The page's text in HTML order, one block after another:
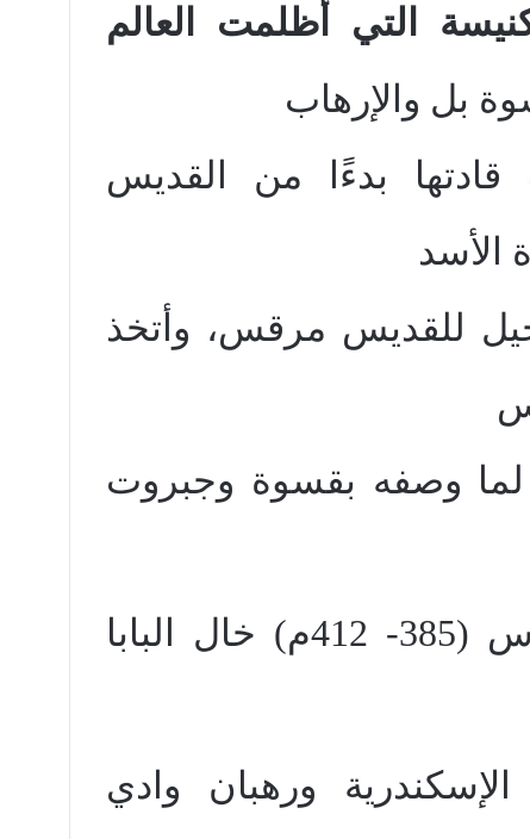
التي أظلمت العالم
بل والإرهاب
بدءًا من القديس
للقديس مرقس، وأتخذ
لما وصفه بقسوة وجبروت
رجالها بدأ من البابا ثاوفيلوس (385- 412م) خال البابا
الإسكندرية ورهبان وادي